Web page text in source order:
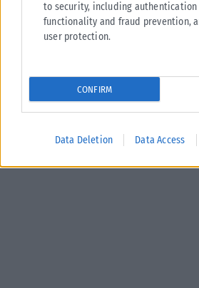
to security, including authentication
functionality and fraud prevention,
user protection.
CONFIRM
Data Deletion Data Access
Υπουργείο Κλιματικής Κρίσης:
αρωγή προς τους πυρόπληκτους
Σε εξέλιξη βρίσκονται οι διαδικασίες
που επλήγησαν από τις πρόσφατες